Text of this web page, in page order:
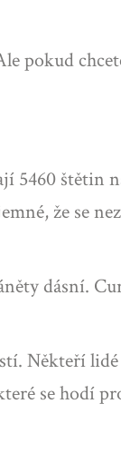
pokud
5460 štětin
že se
dásní.
Někteří
se hodí